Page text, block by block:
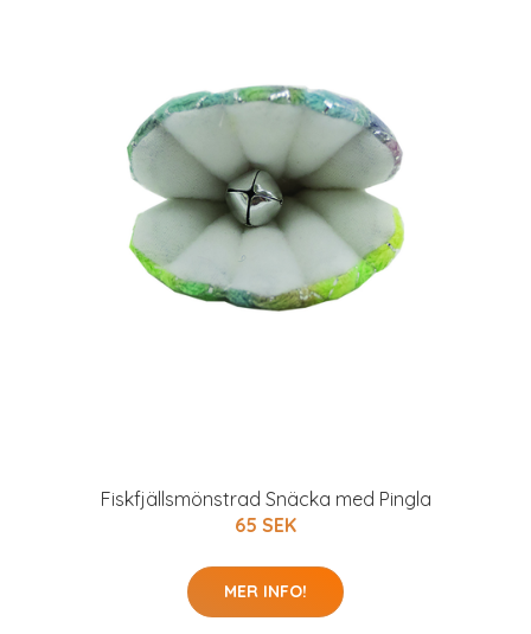
Fiskfjällsmönstrad Snäcka med Pingla
65 SEK
MER INFO!